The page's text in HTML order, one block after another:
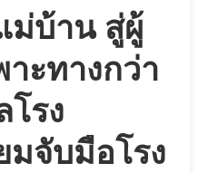
ม่บ้าน สู่ผู้
ะทางกว่า
โรง
มจับมือโรง